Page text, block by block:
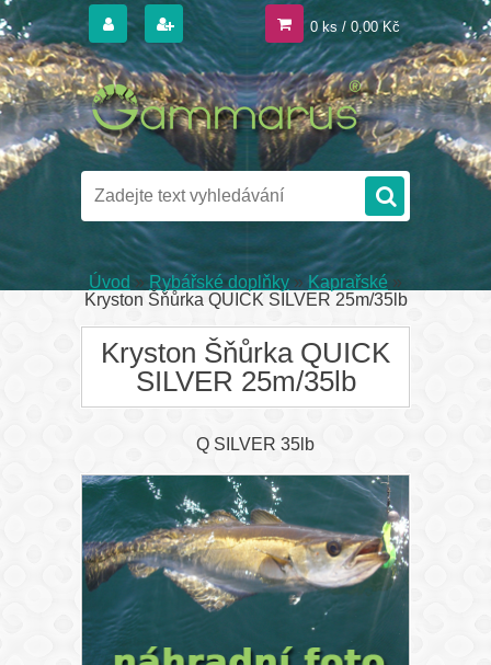
0 ks / 0,00 Kč
Úvod » Rybářské doplňky » Kaprařské »
Kryston Šňůrka QUICK SILVER 25m/35lb
Kryston Šňůrka QUICK
SILVER 25m/35lb
Q SILVER 35lb